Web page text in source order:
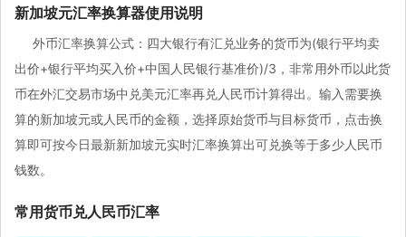
新加坡元汇率换算器使用说明
外币汇率换算公式：四大银行有汇兑业务的货币为(银行平均卖
出价+银行平均买入价+中国人民银行基准价)/3，非常用外币以此货
币在外汇交易市场中兑美元汇率再兑人民币计算得出。输入需要换
算的新加坡元或人民币的金额，选择原始货币与目标货币，点击换
算即可按今日最新新加坡元实时汇率换算出可兑换等于多少人民币
钱数。
常用货币兑人民币汇率